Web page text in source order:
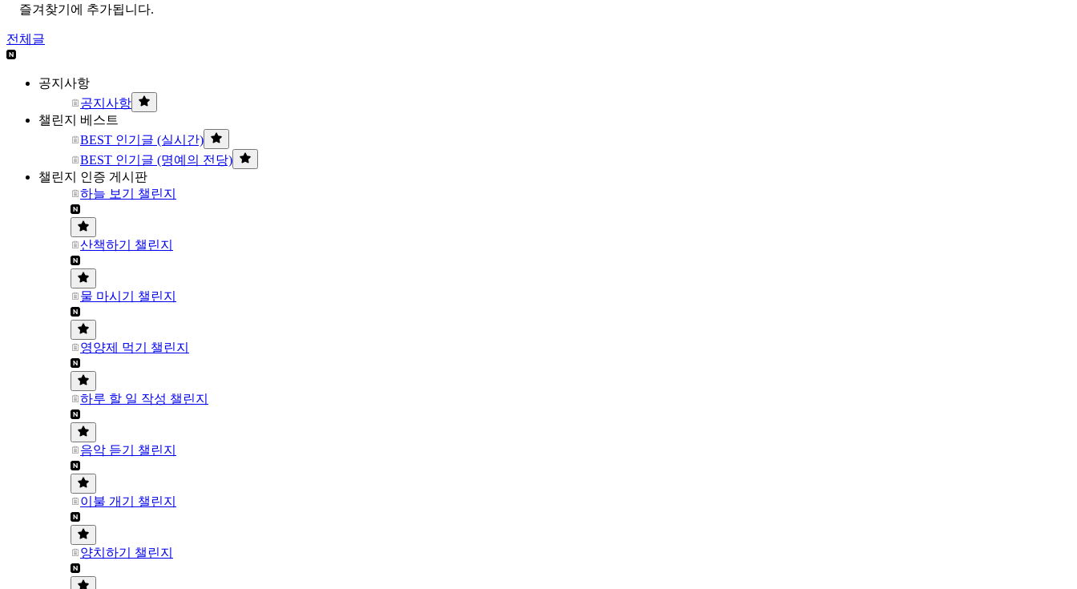
즐겨찾기에 추가됩니다.
전체글
공지사항
공지사항
챌린지 베스트
BEST 인기글 (실시간)
BEST 인기글 (명예의 전당)
챌린지 인증 게시판
하늘 보기 챌린지
산책하기 챌린지
물 마시기 챌린지
영양제 먹기 챌린지
하루 할 일 작성 챌린지
음악 듣기 챌린지
이불 개기 챌린지
양치하기 챌린지